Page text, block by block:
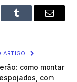
Tumblr Email
ARTIGO
como montar
com